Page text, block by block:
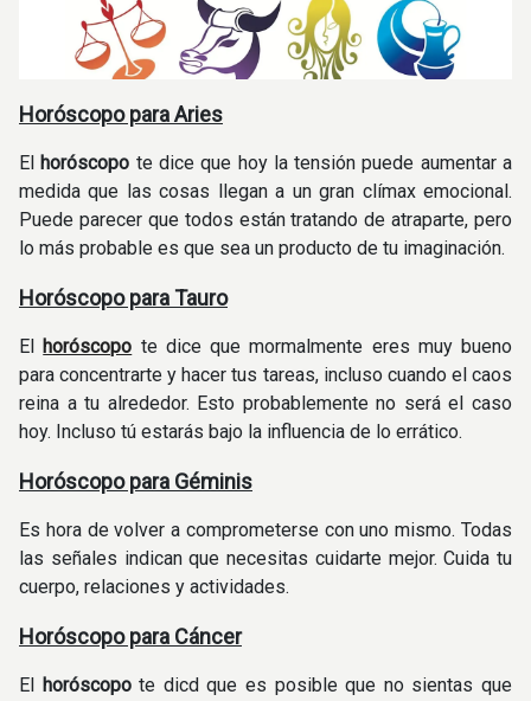
Horóscopo para Aries
El horóscopo te dice que hoy la tensión puede aumentar a
medida que las cosas llegan a un gran clímax emocional.
Puede parecer que todos están tratando de atraparte, pero
lo más probable es que sea un producto de tu imaginación.
Horóscopo para Tauro
Elhoróscopo te dice que mormalmente eres muy bueno
para concentrarte y hacer tus tareas, incluso cuando el caos
reina a tu alrededor. Esto probablemente no será el caso
hoy. Incluso tú estarás bajo la influencia de lo errático.
Horóscopo para Géminis
Es hora de volver a comprometerse con uno mismo. Todas
las señales indican que necesitas cuidarte mejor. Cuida tu
cuerpo, relaciones y actividades.
Horóscopo para Cáncer
El horóscopote dicd que es posible que no sientas que